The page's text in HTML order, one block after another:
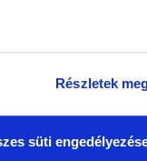
Részletek
süti